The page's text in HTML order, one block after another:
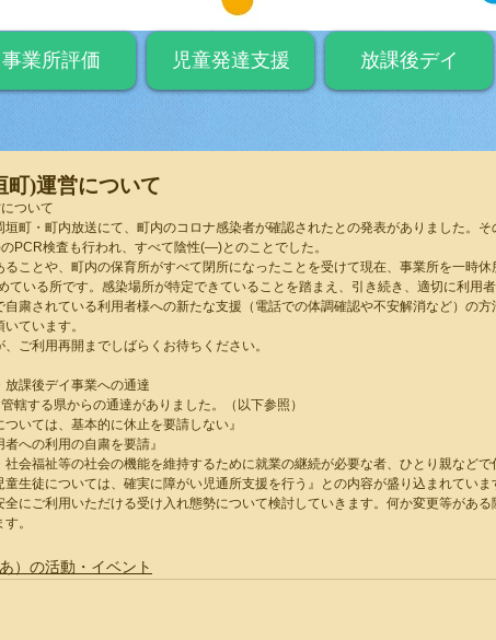
事業所評価 児童発達支援 放課後デイ
町)運営について
ついて
町・町内放送にて、町内のコロナ感染者が確認されたとの発表がありました。そ
PCR検査も行われ、すべて陰性(—)とのことでした。
ることや、町内の保育所がすべて閉所になったことを受けて現在、事業所を一時休
ている所です。感染場所が特定できていることを踏まえ、引き続き、適切に利用
自粛されている利用者様への新たな支援（電話での体調確認や不安解消など）の方
ています。
ご利用再開までしばらくお待ちください。
課後デイ事業への通達
轄する県からの通達がありました。（以下参照）
ついては、基本的に休止を要請しない』
への利用の自粛を要請』
社会福祉等の社会の機能を維持するために就業の継続が必要な者、ひとり親などで
生徒については、確実に障がい児通所支援を行う』との内容が盛り込まれていま
全にご利用いただける受け入れ態勢について検討していきます。何か変更等がある
。
）の活動・イベント